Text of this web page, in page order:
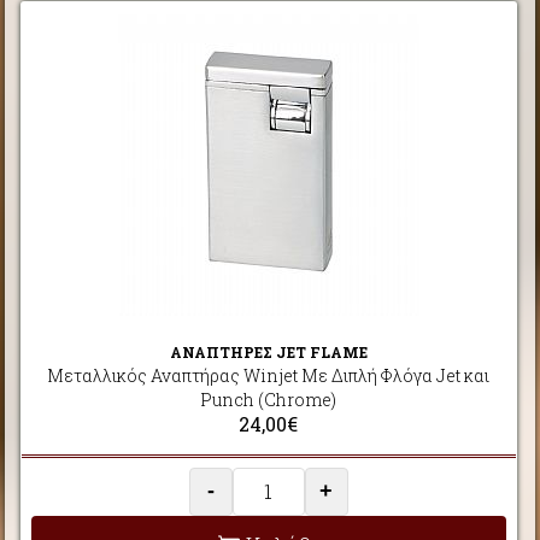
ΑΝΑΠΤΗΡΕΣ JET FLAME
Μεταλλικός Αναπτήρας Winjet Με Διπλή Φλόγα Jet και
Punch (Chrome)
24,00€
- +